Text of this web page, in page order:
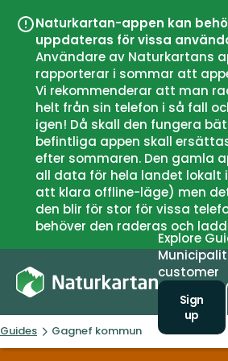
Naturkartan-appen kan
uppdateras för vissa
Användare av Naturkartans
rapporterar i sommar att
Vi rekommenderar att man
helt från sin telefon i så fall
igen! Då skall den fungera
befintliga appen skall
efter sommaren. Den gamla
all data för hela landet lokalt
att klara offline-läge) men
den blir för stor för vissa
behöver den raderas och
Explore
customer
Sign
up
Guides Gagnef kommun